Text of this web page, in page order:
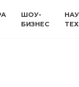
ШОУ-
БИЗНЕС